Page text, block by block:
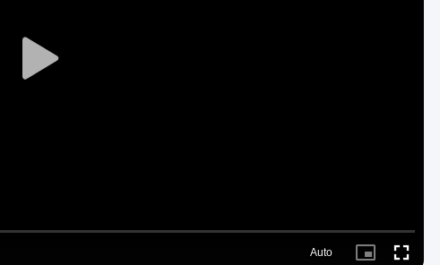
Play
Auto
Picture- Fullscreen